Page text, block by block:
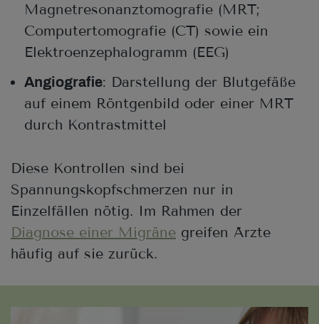
Magnetresonanztomografie (MRT;
Computertomografie (CT) sowie ein
Elektroenzephalogramm (EEG)
Angiografie: Darstellung der Blutgefäße
auf einem Röntgenbild oder einer MRT
durch Kontrastmittel
Diese Kontrollen sind bei
Spannungskopfschmerzen nur in
Einzelfällen nötig. Im Rahmen der
Diagnose einer Migräne greifen Ärzte
häufig auf sie zurück.